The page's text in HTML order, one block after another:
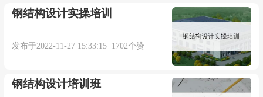
目的：通过案例全过程解剖与分析，学会异形
结构的延伸，通过学习达到提升的作用。
模块四：砌体结构设计培训
钢结构设计实操培训
发布于2022-11-27 15:33:15 1702个赞
钢结构设计培训班